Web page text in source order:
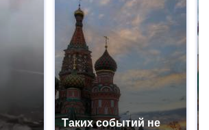
Таких событий не